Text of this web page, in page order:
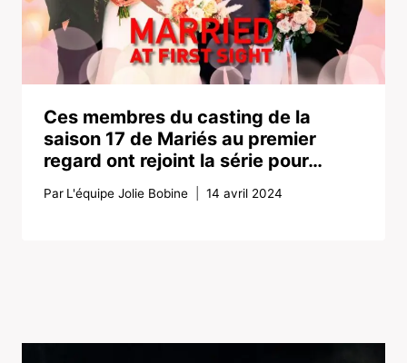
Ces membres du casting de la
saison 17 de Mariés au premier
regard ont rejoint la série pour…
Par L'équipe Jolie Bobine 14 avril 2024